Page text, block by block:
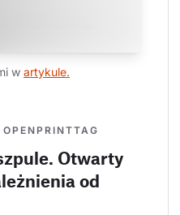
w artykule.
Otwarty
od